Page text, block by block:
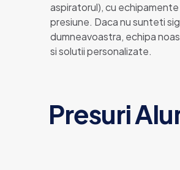
aspiratorul), cu
presiune. Daca nu sunteti
dumneavoastra, echipa
si solutii personalizate.
Presuri